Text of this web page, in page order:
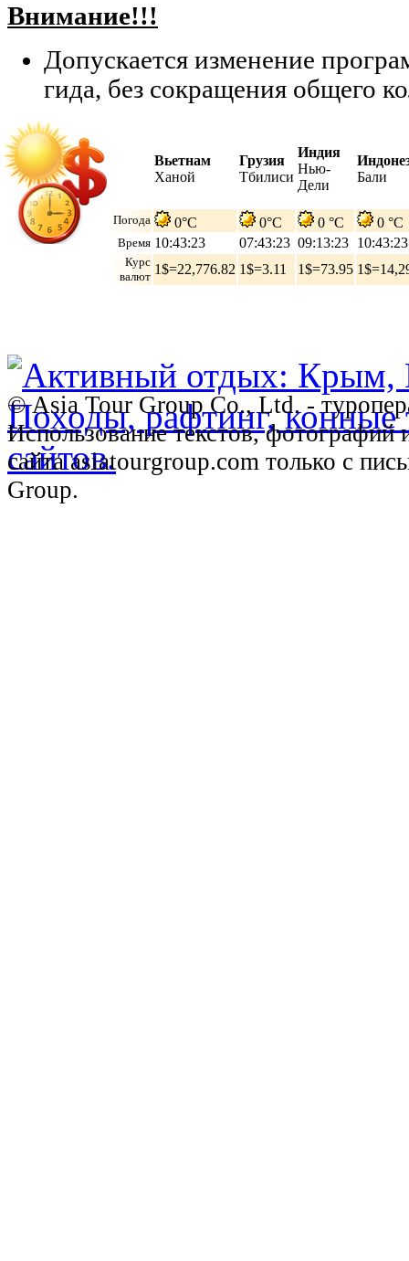
Внимание!!!
Допускается изменение
гида, без сокращения общего
Вьетнам
Ханой
Грузия
Тбилиси
Индия
Нью-
Дели
Бали
Погода 0°C 0°C 0 °C 0 °C
Время 10:43:24 07:43:24 09:13:24 10:43:24
Курс
валют 1$=22,776.82 1$=3.11 1$=73.95
© Asia Tour Group Co., Ltd. -
Использование текстов,
сайта asiatourgroup.com только с
Group.